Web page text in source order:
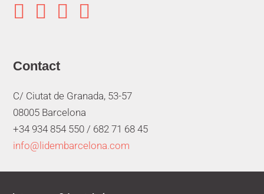
   
Contact
C/ Ciutat de Granada, 53-57
08005 Barcelona
+34 934 854 550 / 682 71 68 45
info@lidembarcelona.com